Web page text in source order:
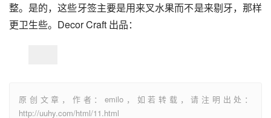
整。是的，这些牙签主要是用来叉水果而不是来剔牙，那样
更卫生些。Decor Craft 出品：
原创文章，作者：emilo，如若转载，请注明出处：
http://uuhy.com/html/11.html